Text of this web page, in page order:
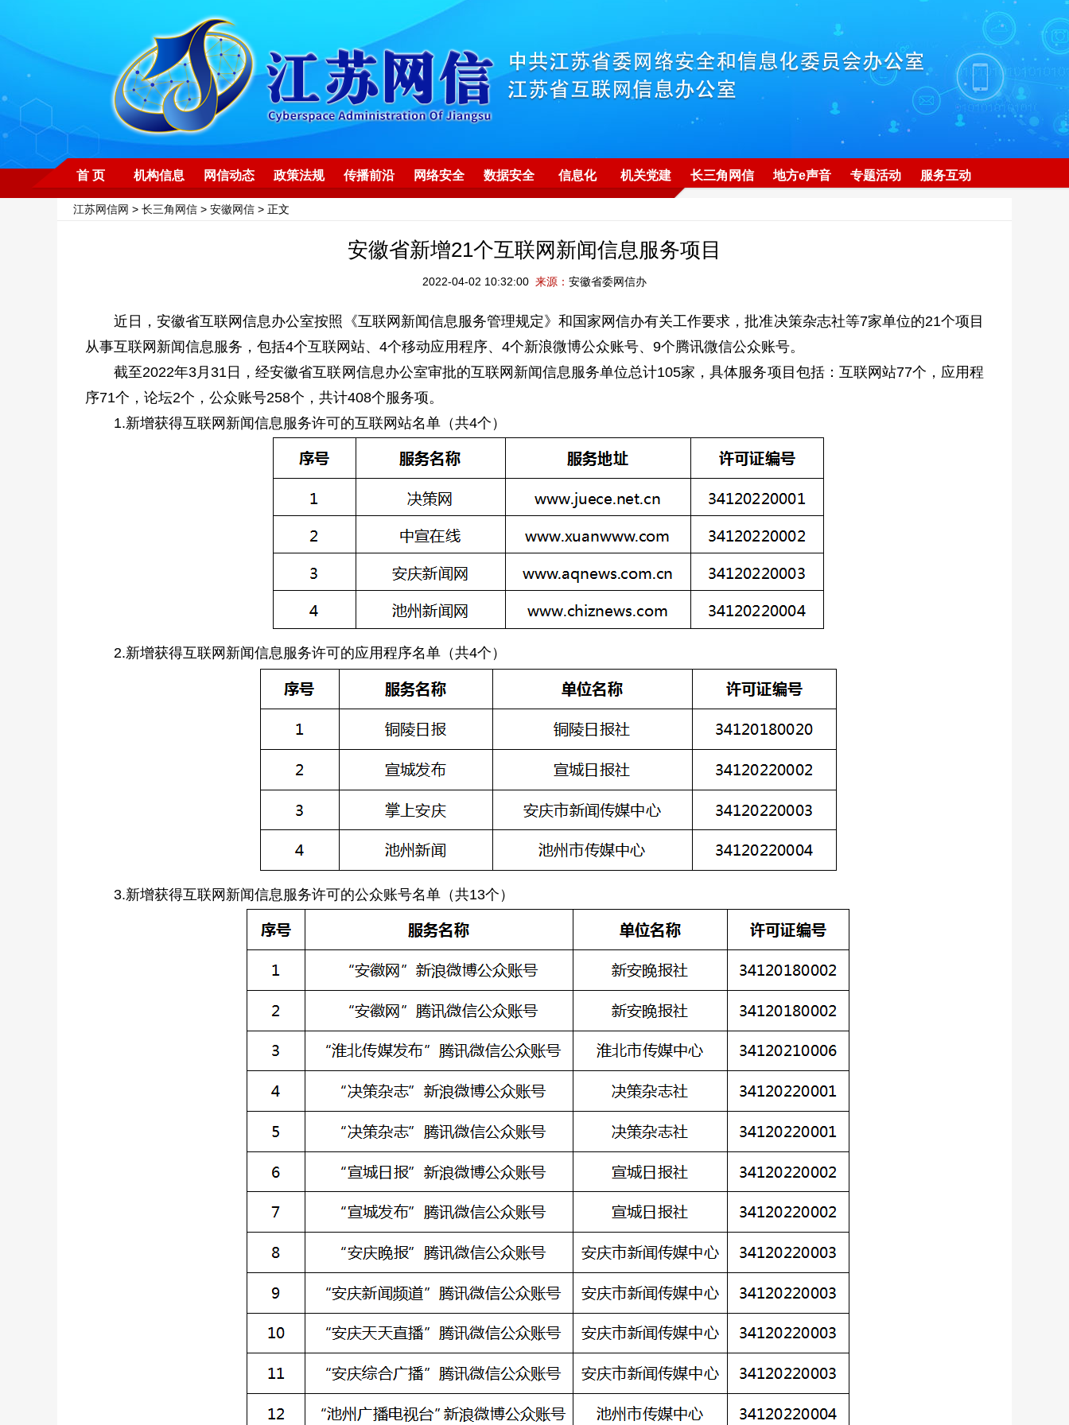
首 页 机构信息 网信动态 政策法规 传播前沿 网络安全 数据安全 信息化 机关党建 长三角网信 地方e声音 专题活动 服务互动
江苏网信网 > 长三角网信 > 安徽网信 > 正文
安徽省新增21个互联网新闻信息服务项目
2022-04-02 10:32:00 来源： 安徽省委网信办
近日，安徽省互联网信息办公室按照《互联网新闻信息服务管理规定》和国家网信办有关工作要求，批准决策杂志社等7家单位的21个项目
从事互联网新闻信息服务，包括4个互联网站、4个移动应用程序、4个新浪微博公众账号、9个腾讯微信公众账号。
截至2022年3月31日，经安徽省互联网信息办公室审批的互联网新闻信息服务单位总计105家，具体服务项目包括：互联网站77个，应用程
序71个，论坛2个，公众账号258个，共计408个服务项。
1.新增获得互联网新闻信息服务许可的互联网站名单（共4个）
2.新增获得互联网新闻信息服务许可的应用程序名单（共4个）
3.新增获得互联网新闻信息服务许可的公众账号名单（共13个）